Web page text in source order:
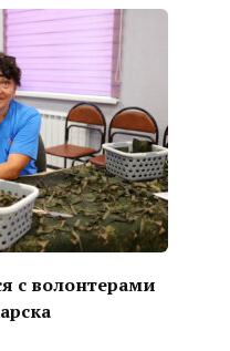
с волонтерами